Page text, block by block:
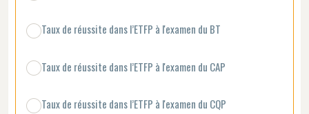
Taux de réussite dans l’ETFP à l'examen du BT
Taux de réussite dans l’ETFP à l'examen du CAP
Taux de réussite dans l’ETFP à l'examen du CQP